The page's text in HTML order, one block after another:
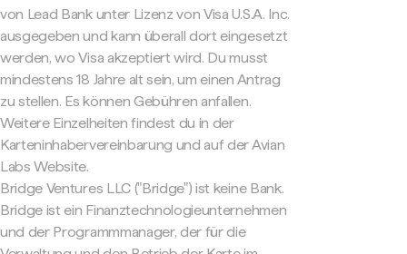
von Lead Bank unter Lizenz von Visa U.S.A. Inc.
ausgegeben und kann überall dort eingesetzt
werden, wo Visa akzeptiert wird. Du musst
mindestens 18 Jahre alt sein, um einen Antrag
zu stellen. Es können Gebühren anfallen.
Weitere Einzelheiten findest du in der
Karteninhabervereinbarung und auf der Avian
Labs Website.
Bridge Ventures LLC ("Bridge") ist keine Bank.
Bridge ist ein Finanztechnologieunternehmen
und der Programmmanager, der für die